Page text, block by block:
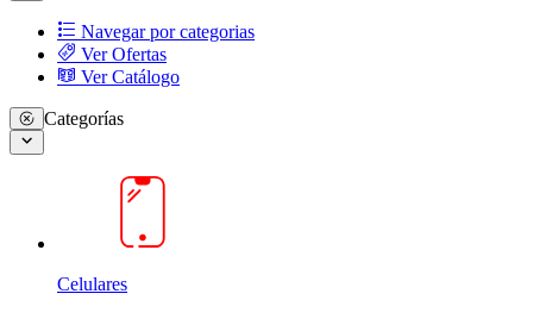
Navegar por categorias
Ver Ofertas
Ver Catálogo
Categorías
Celulares